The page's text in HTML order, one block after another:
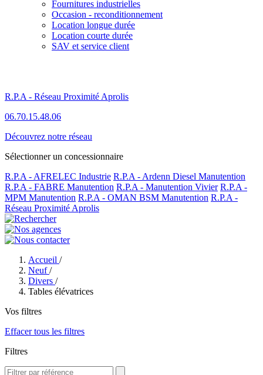
Fournitures industrielles
Occasion - reconditionnement
Location longue durée
Location courte durée
SAV et service client
R.P.A - Réseau Proximité Aprolis
06.70.15.48.06
Découvrez notre réseau
Sélectionner un concessionnaire
R.P.A - AFRELEC Industrie R.P.A - Ardenn Diesel Manutention
R.P.A - FABRE Manutention R.P.A - Manutention Vivier R.P.A -
MPM Manutention R.P.A - OMAN BSM Manutention R.P.A -
Réseau Proximité Aprolis
Accueil /
Neuf /
Divers /
Tables élévatrices
Vos filtres
Effacer tous les filtres
Filtres